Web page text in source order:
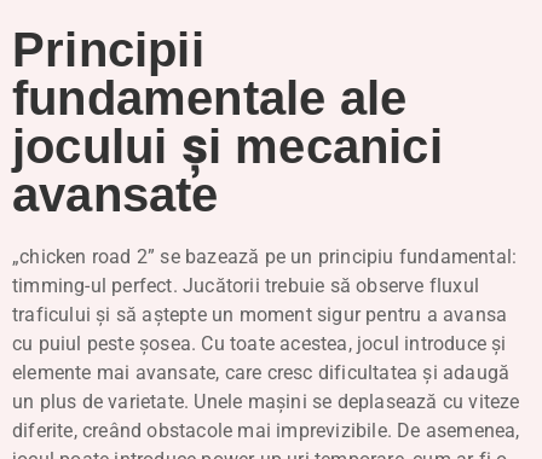
Principii
fundamentale ale
jocului și mecanici
avansate
„chicken road 2” se bazează pe un principiu fundamental:
timming-ul perfect. Jucătorii trebuie să observe fluxul
traficului și să aștepte un moment sigur pentru a avansa
cu puiul peste șosea. Cu toate acestea, jocul introduce și
elemente mai avansate, care cresc dificultatea și adaugă
un plus de varietate. Unele mașini se deplasează cu viteze
diferite, creând obstacole mai imprevizibile. De asemenea,